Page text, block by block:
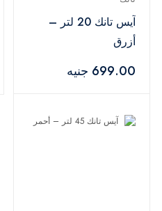
آيس تانك 20 لتر –
أزرق
699.00 جنيه